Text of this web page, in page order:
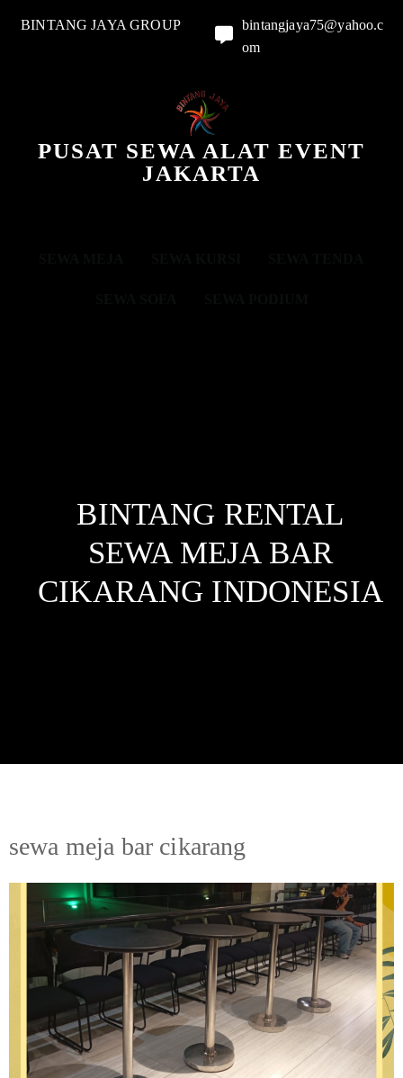
BINTANG JAYA GROUP
bintangjaya75@yahoo.c
om
PUSAT SEWA ALAT EVENT
JAKARTA
BINTANG RENTAL
SEWA MEJA BAR
CIKARANG INDONESIA
sewa meja bar cikarang